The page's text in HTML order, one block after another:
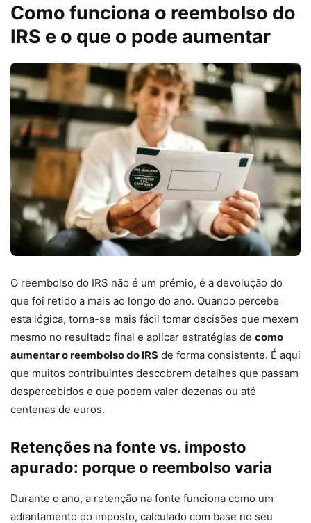
Como funciona o reembolso do
IRS e o que o pode aumentar
O reembolso do IRS não é um prémio, é a devolução do
que foi retido a mais ao longo do ano. Quando percebe
esta lógica, torna-se mais fácil tomar decisões que mexem
mesmo no resultado final e aplicar estratégias de como
aumentar o reembolso do IRS de forma consistente. É aqui
que muitos contribuintes descobrem detalhes que passam
despercebidos e que podem valer dezenas ou até
centenas de euros.
Retenções na fonte vs. imposto
apurado: porque o reembolso varia
Durante o ano, a retenção na fonte funciona como um
adiantamento do imposto, calculado com base no seu